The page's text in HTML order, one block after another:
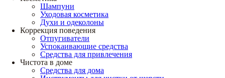
Шампуни
Уходовая косметика
Духи и одеколоны
Коррекция поведения
Отпугиватели
Успокаивающие средства
Средства для привлечения
Чистота в доме
Средства для дома